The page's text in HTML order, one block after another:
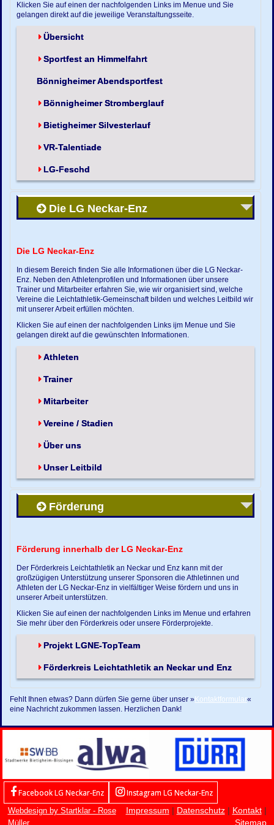
Klicken Sie auf einen der nachfolgenden Links im Menue und Sie
gelangen direkt auf die jeweilige Veranstaltungsseite.
Übersicht
Sportfest an Himmelfahrt
Bönnigheimer Abendsportfest
Bönnigheimer Stromberglauf
Bietigheimer Silvesterlauf
VR-Talentiade
LG-Feschd
Die LG Neckar-Enz
Die LG Neckar-Enz
In diesem Bereich finden Sie alle Informationen über die LG Neckar-
Enz. Neben den Athletenprofilen und Informationen über unsere
Trainer und Mitarbeiter erfahren Sie, wie wir organisiert sind, welche
Vereine die Leichtathletik-Gemeinschaft bilden und welches Leitbild wir
mit unserer Arbeit erfüllen möchten.
Klicken Sie auf einen der nachfolgenden Links ijm Menue und Sie
gelangen direkt auf die gewünschten Informationen.
Athleten
Trainer
Mitarbeiter
Vereine / Stadien
Über uns
Unser Leitbild
Förderung
Förderung innerhalb der LG Neckar-Enz
Der Förderkreis Leichtathletik an Neckar und Enz kann mit der
großzügigen Unterstützung unserer Sponsoren die Athletinnen und
Athleten der LG Neckar-Enz in vielfältiger Weise fördern und uns in
unserer Arbeit unterstützen.
Klicken Sie auf einen der nachfolgenden Links im Menue und erfahren
Sie mehr über den Förderkreis oder unsere Förderprojekte.
Projekt LGNE-TopTeam
Förderkreis Leichtathletik an Neckar und Enz
Fehlt Ihnen etwas? Dann dürfen Sie gerne über unser »Kontaktformular«
eine Nachricht zukommen lassen. Herzlichen Dank!
Facebook LG Neckar-Enz Instagram LG Neckar-Enz
Webdesign by Startklar - Rose
Müller
Impressum | Datenschutz| Kontakt|
Sitemap